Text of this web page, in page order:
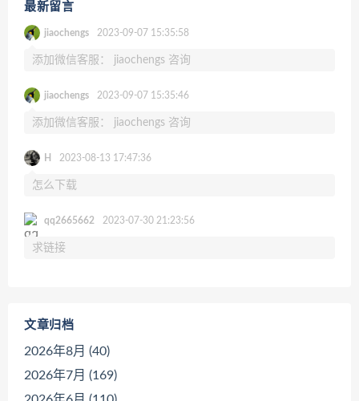
最新留言
jiaochengs 2023-09-07 15:35:58
添加微信客服： jiaochengs 咨询
jiaochengs 2023-09-07 15:35:46
添加微信客服： jiaochengs 咨询
H 2023-08-13 17:47:36
怎么下载
qq2665662 2023-07-30 21:23:56
求链接
文章归档
2026年8月 (40)
2026年7月 (169)